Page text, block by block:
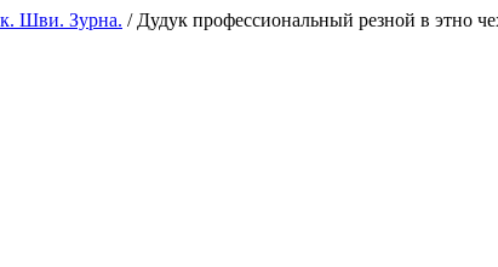
Шви. Зурна. / Дудук профессиональный резной в этно